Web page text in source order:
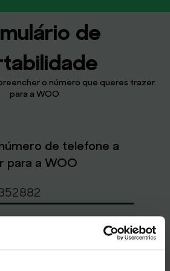
de
o número que queres trazer
para a WOO
de telefone a
para a WOO